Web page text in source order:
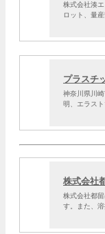
株式会社湊
ロット、量
プラスチ
神奈川県川
明、エラス
株式会社
株式会社都
す。また、